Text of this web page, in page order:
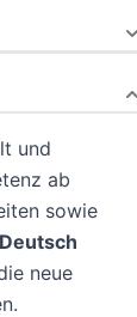
und
ab
sowie
neue